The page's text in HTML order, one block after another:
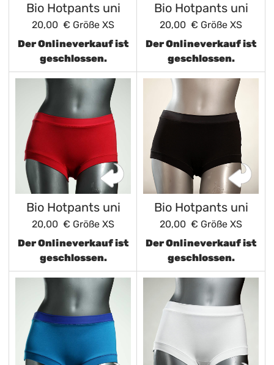
Bio Hotpants uni
20,00 € Größe XS
Der Onlineverkauf ist
geschlossen.
Bio Hotpants uni
20,00 € Größe XS
Der Onlineverkauf ist
geschlossen.
Bio Hotpants uni
20,00 € Größe XS
Der Onlineverkauf ist
geschlossen.
Bio Hotpants uni
20,00 € Größe XS
Der Onlineverkauf ist
geschlossen.